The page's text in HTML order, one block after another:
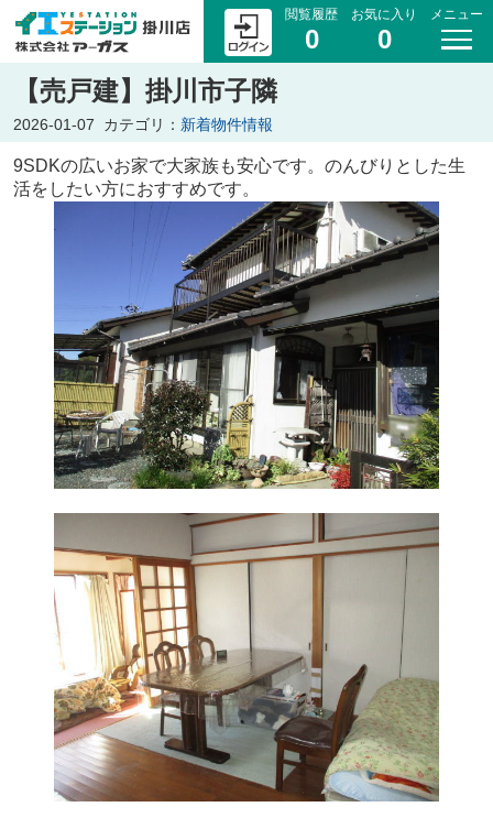
閲覧履歴
0
お気に入り
0
メニュー
【売戸建】掛川市子隣
2026-01-07 カテゴリ： 新着物件情報
9SDKの広いお家で大家族も安心です。のんびりとした生
活をしたい方におすすめです。